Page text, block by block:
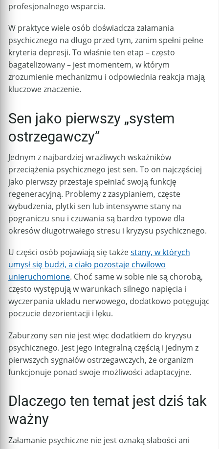
profesjonalnego wsparcia.
W praktyce wiele osób doświadcza załamania
psychicznego na długo przed tym, zanim spełni pełne
kryteria depresji. To właśnie ten etap – często
bagatelizowany – jest momentem, w którym
zrozumienie mechanizmu i odpowiednia reakcja mają
kluczowe znaczenie.
Sen jako pierwszy „system
ostrzegawczy”
Jednym z najbardziej wrażliwych wskaźników
przeciążenia psychicznego jest sen. To on najczęściej
jako pierwszy przestaje spełniać swoją funkcję
regeneracyjną. Problemy z zasypianiem, częste
wybudzenia, płytki sen lub intensywne stany na
pograniczu snu i czuwania są bardzo typowe dla
okresów długotrwałego stresu i kryzysu psychicznego.
U części osób pojawiają się takżestany, w których
umysł się budzi, a ciało pozostaje chwilowo
unieruchomione. Choć same w sobie nie są chorobą,
często występują w warunkach silnego napięcia i
wyczerpania układu nerwowego, dodatkowo potęgując
poczucie dezorientacji i lęku.
Zaburzony sen nie jest więc dodatkiem do kryzysu
psychicznego. Jest jego integralną częścią i jednym z
pierwszych sygnałów ostrzegawczych, że organizm
funkcjonuje ponad swoje możliwości adaptacyjne.
Dlaczego ten temat jest dziś tak
ważny
Załamanie psychiczne nie jest oznaką słabości ani